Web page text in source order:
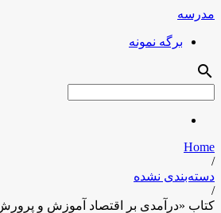
مدرسه
برگه نمونه
search
Home
/
دسته‌بندی نشده
/
کتاب «درآمدی بر اقتصاد آموزش و